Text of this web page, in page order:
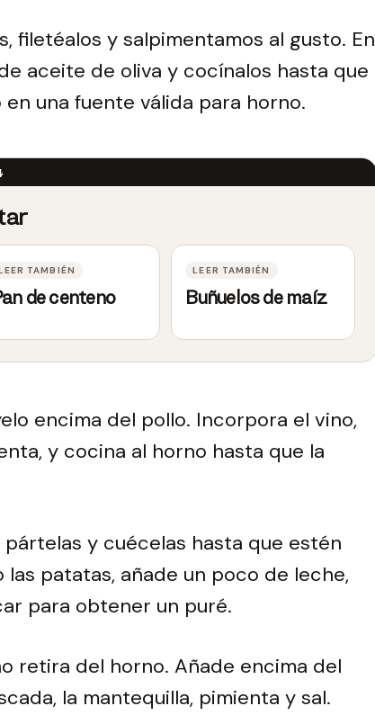
filetéalos y salpimentamos al gusto. En
aceite de oliva y cocínalos hasta que
una fuente válida para horno.
de centeno Buñuelos de maíz
encima del pollo. Incorpora el vino,
y cocina al horno hasta que la
y cuécelas hasta que estén
patatas, añade un poco de leche,
para obtener un puré.
retira del horno. Añade encima del
la mantequilla, pimienta y sal.